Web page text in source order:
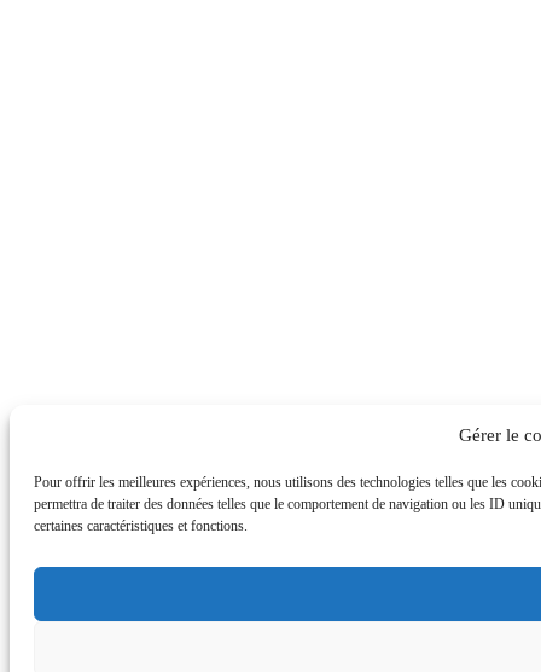
Gérer le
Pour offrir les meilleures expériences, nous utilisons des technologies telles que les
permettra de traiter des données telles que le comportement de navigation ou les ID
certaines caractéristiques et fonctions.